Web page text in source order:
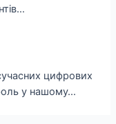
цифрових
у нашому…